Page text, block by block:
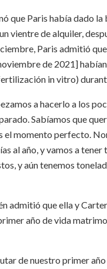
que Paris había dado la
vientre de alquiler,
Paris admitió
de 2021]
in vitro)
a hacerlo a los
Sabíamos que
el momento perfecto.
al año, y vamos a tener
y aún tenemos
admitió que ella y
año de vida
de nuestro primer